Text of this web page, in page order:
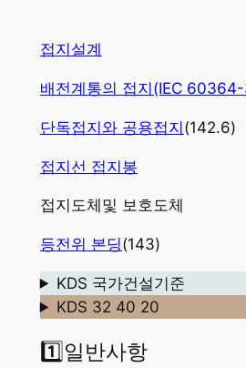
접지설계
배전계통의 접지(IEC
단독접지와 공용접지(142.6)
접지선 접지봉
접지도체및 보호도체
등전위 본딩(143)
KDS 국가건설기준
KDS 32 40 20
1️⃣일반사항